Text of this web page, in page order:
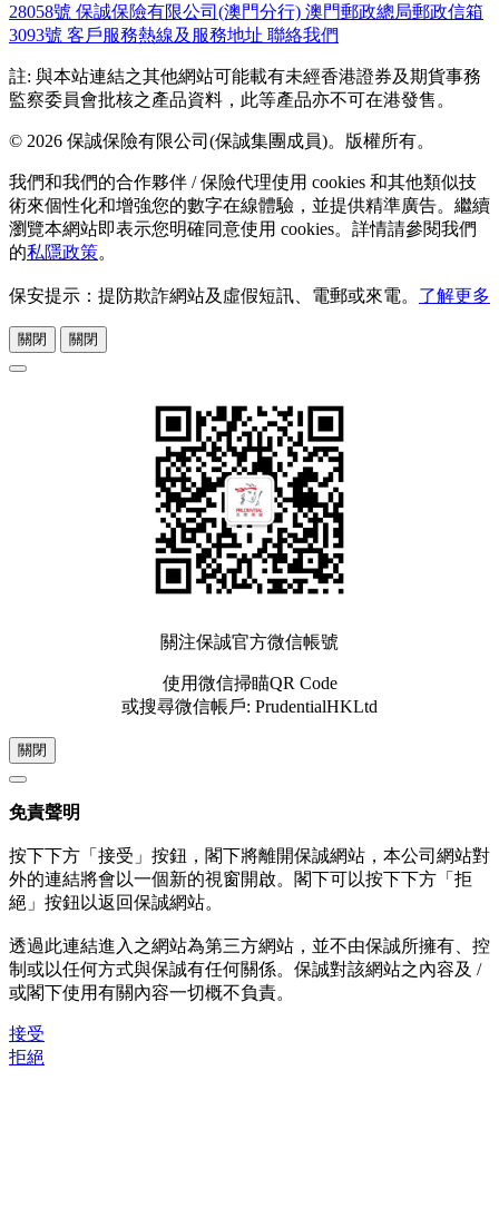
28058號 保誠保險有限公司(澳門分行) 澳門郵政總局郵政信箱
3093號 客戶服務熱線及服務地址 聯絡我們
註: 與本站連結之其他網站可能載有未經香港證券及期貨事務
監察委員會批核之產品資料，此等產品亦不可在港發售。
© 2026 保誠保險有限公司(保誠集團成員)。版權所有。
我們和我們的合作夥伴 / 保險代理使用 cookies 和其他類似技
術來個性化和增強您的數字在線體驗，並提供精準廣告。繼續
瀏覽本網站即表示您明確同意使用 cookies。詳情請參閱我們
的私隱政策。
保安提示：提防欺詐網站及虛假短訊、電郵或來電。 了解更多
關閉 關閉
關注保誠官方微信帳號
使用微信掃瞄QR Code
或搜尋微信帳戶: PrudentialHKLtd
關閉
免責聲明
按下下方「接受」按鈕，閣下將離開保誠網站，本公司網站對
外的連結將會以一個新的視窗開啟。閣下可以按下下方「拒
絕」按鈕以返回保誠網站。
透過此連結進入之網站為第三方網站，並不由保誠所擁有、控
制或以任何方式與保誠有任何關係。保誠對該網站之內容及 /
或閣下使用有關內容一切概不負責。
接受
拒絕